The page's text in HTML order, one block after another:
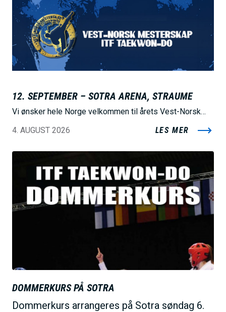
12. SEPTEMBER – SOTRA ARENA, STRAUME
Vi ønsker hele Norge velkommen til årets Vest-Norsk…
4. AUGUST 2026
LES MER
d
DOMMERKURS PÅ SOTRA
Dommerkurs arrangeres på Sotra søndag 6.